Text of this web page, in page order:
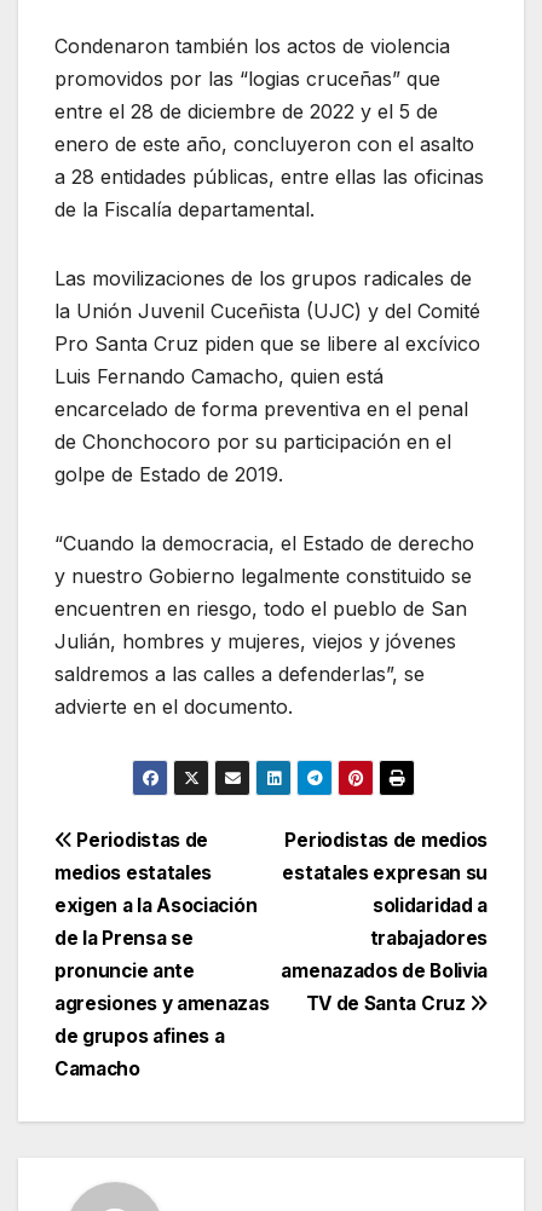
Condenaron también los actos de violencia
promovidos por las “logias cruceñas” que
entre el 28 de diciembre de 2022 y el 5 de
enero de este año, concluyeron con el asalto
a 28 entidades públicas, entre ellas las oficinas
de la Fiscalía departamental.
Las movilizaciones de los grupos radicales de
la Unión Juvenil Cuceñista (UJC) y del Comité
Pro Santa Cruz piden que se libere al excívico
Luis Fernando Camacho, quien está
encarcelado de forma preventiva en el penal
de Chonchocoro por su participación en el
golpe de Estado de 2019.
“Cuando la democracia, el Estado de derecho
y nuestro Gobierno legalmente constituido se
encuentren en riesgo, todo el pueblo de San
Julián, hombres y mujeres, viejos y jóvenes
saldremos a las calles a defenderlas”, se
advierte en el documento.
Navegación
de
entradas
Periodistas de medios
estatales expresan su
solidaridad a
trabajadores
amenazados de Bolivia
TV de Santa Cruz
Periodistas de
medios estatales
exigen a la Asociación
de la Prensa se
pronuncie ante
agresiones y amenazas
de grupos afines a
Camacho